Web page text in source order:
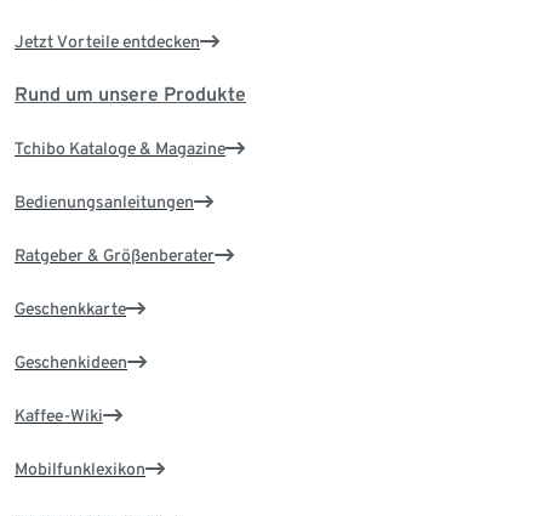
Jetzt Vorteile entdecken
Rund um unsere Produkte
Tchibo Kataloge & Magazine
Bedienungsanleitungen
Ratgeber & Größenberater
Geschenkkarte
Geschenkideen
Kaffee-Wiki
Mobilfunklexikon